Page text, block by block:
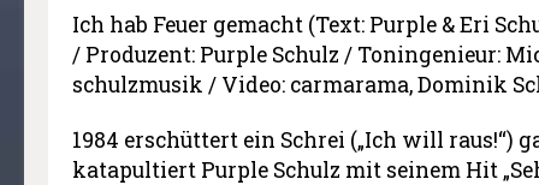
Ich hab Feuer gemacht (Text: Purple & Eri
/ Produzent: Purple Schulz / Toningenieur:
schulzmusik / Video: carmarama, Dominik
1984 erschüttert ein Schrei („Ich will raus!“)
katapultiert Purple Schulz mit seinem Hit